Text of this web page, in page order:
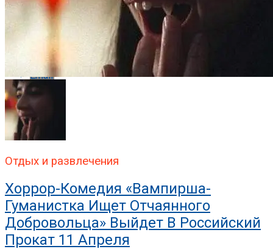
Whatsapp
Whatsapp
Email
Отдых и развлечения
Хоррор-Комедия «Вампирша-
Гуманистка Ищет Отчаянного
Добровольца» Выйдет В Российский
Прокат 11 Апреля